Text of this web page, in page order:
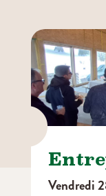

Vendredi